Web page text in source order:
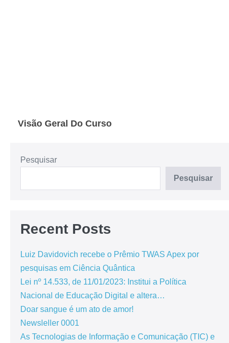
Visão Geral Do Curso
Pesquisar
Pesquisar
Recent Posts
Luiz Davidovich recebe o Prêmio TWAS Apex por
pesquisas em Ciência Quântica
Lei nº 14.533, de 11/01/2023: Institui a Política
Nacional de Educação Digital e altera…
Doar sangue é um ato de amor!
Newsleller 0001
As Tecnologias de Informação e Comunicação (TIC) e